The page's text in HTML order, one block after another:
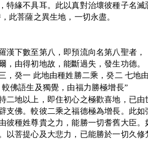
特緣不具耳。此以真對治壞彼種子名滅
此菩薩之異生地，一切永盡。
漢下數至第八，即預流向名第八聖者
，由得初地故，能斷過失，發生功德。
，癸一 此地由種姓勝二乘，癸二 七地
佛語生及獨覺，由福力勝極增長”
二地以上，即住初心之極歡喜地，已
支佛。較彼二乘之福德極為增長。此如
彼種姓尊貴之力，能勝一切耆舊大臣
以菩提心及大悲力，已能勝於一切久